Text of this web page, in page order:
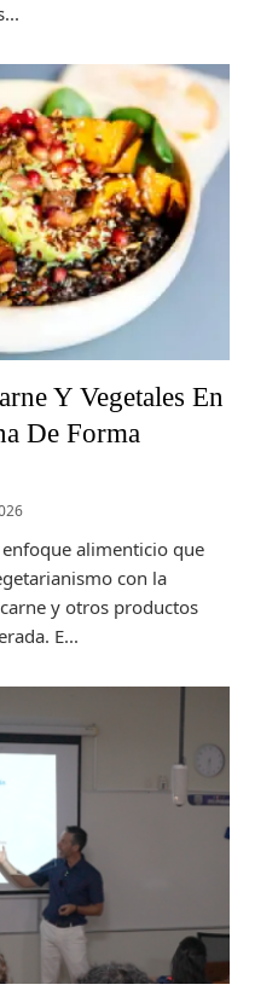
Y Vegetales En
De Forma
alimenticio que
con la
y otros productos
E...